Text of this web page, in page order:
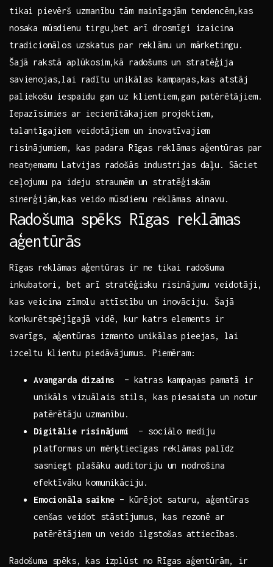
tikai pievērš uzmanību tām mainīgajām tendencēm,kas
nosaka‌ mūsdienu tirgu,bet arī ⁤drosmīgi ​izaicina
⁣tradicionālos uzskatus par reklāmu un mārketingu.
⁢Šajā rakstā ‍aplūkosim,kā radošums ⁢un⁢ stratēģija
savienojas,lai radītu unikālas kampaņas,kas atstāj
paliekošu iespaidu gan uz klientiem,gan patērētājiem.
Iepazīsimies ar iecienītākajiem projektiem,
talantīgajiem‍ veidotājiem un inovatīvajiem
risinājumiem, ⁢kas padara ⁣Rīgas reklāmas​ aģentūras ⁢par
‌neatņemamu Latvijas radošās industrijas daļu. ​Sāciet
ceļojumu⁣ pa ideju straumēm un stratēģiskām
⁢sinerģijām,kas ‌veido mūsdienu ​reklāmas ainavu.
Radošuma spēks Rīgas⁢ reklāmas
aģentūrās
Rīgas reklāmas aģentūras ir‍ ne⁤ tikai ⁣radošuma
⁢inkubatori, bet arī stratēģisku⁢ risinājumu veidotāji,
kas veicina zīmolu attīstību un‌ inovāciju. Šajā⁣
konkurētspējīgajā‌ vidē, kur⁢ katrs elements ir
‌svarīgs, aģentūras​ izmanto unikālas pieejas,⁤ lai
izceltu ⁢klientu‍ piedāvājumus. Piemēram:
Avangarda dizains ‌ – katras kampaņas pamatā ir
unikāls vizuālais⁢ stils, kas piesaista​ un notur
patērētāju uzmanību.
Digitālie risinājumi
‌ – sociālo mediju⁤
platformas un mērķtiecīgas reklāmas palīdz
sasniegt plašāku auditoriju un nodrošina
efektīvāku komunikāciju.
Emocionāla saikne – kūrējot ⁣saturu, ⁢aģentūras
‍cenšas veidot ⁣stāstījumus, kas rezonē ar
patērētājiem un⁢ veido ilgstošas⁤ attiecības.
Radošuma​ spēks, kas izplūst no Rīgas⁢ aģentūrām, ir⁢